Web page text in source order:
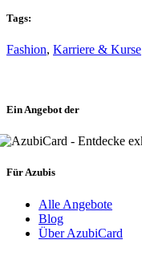
Tags:
Fashion, Karriere & Kurse
Ein Angebot der
Für Azubis
Alle Angebote
Blog
Über AzubiCard